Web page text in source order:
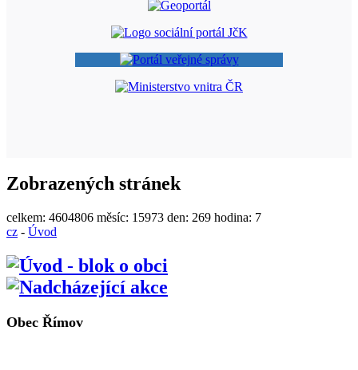
Zobrazených stránek
celkem: 4604806 měsíc: 15973 den: 269 hodina: 7
cz - Úvod
Obec Římov